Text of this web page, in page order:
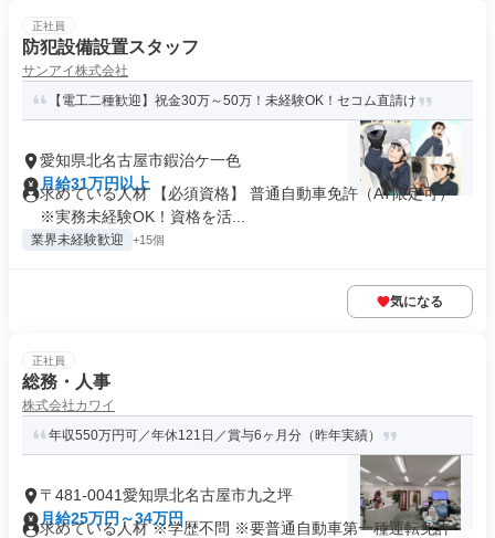
正社員
防犯設備設置スタッフ
サンアイ株式会社
【電工二種歓迎】祝金30万～50万！未経験OK！セコム直請け
愛知県北名古屋市鍜治ケ一色
月給31万円以上
求めている人材 【必須資格】 普通自動車免許（AT限定可）
※実務未経験OK！資格を活...
業界未経験歓迎 +15個
気になる
正社員
総務・人事
株式会社カワイ
年収550万円可／年休121日／賞与6ヶ月分（昨年実績）
〒481-0041愛知県北名古屋市九之坪
月給25万円～34万円
求めている人材 ※学歴不問 ※要普通自動車第一種運転免許